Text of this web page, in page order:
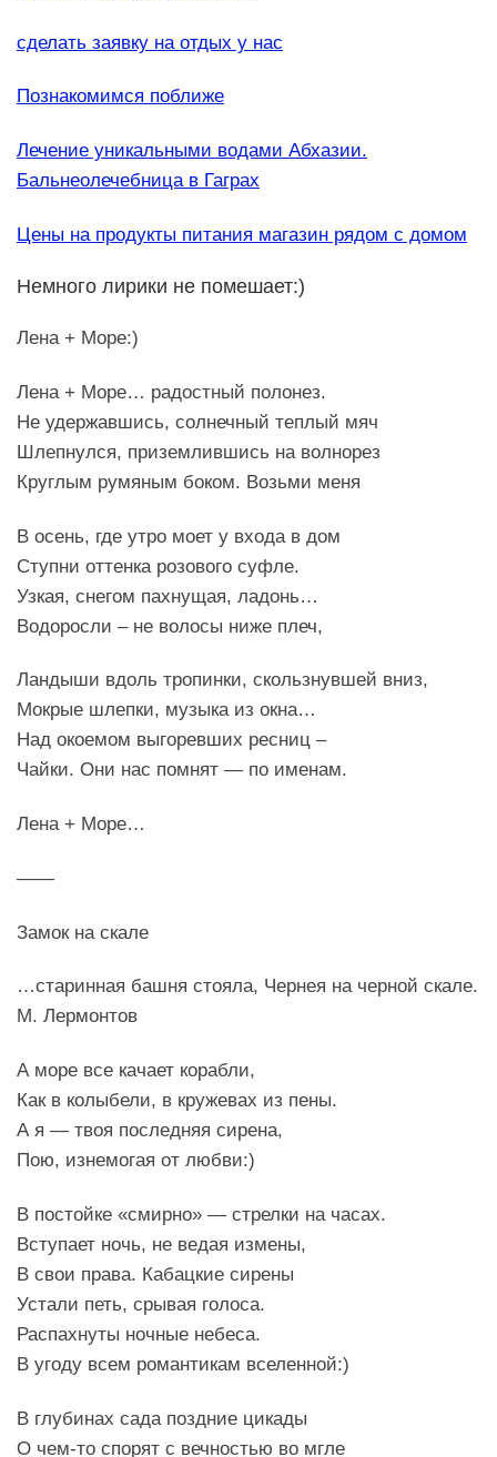
сделать заявку на отдых у нас
Познакомимся поближе
Лечение уникальными водами Абхазии.
Бальнеолечебница в Гаграх
Цены на продукты питания магазин рядом с домом
Немного лирики не помешает:)
Лена + Море:)
Лена + Море… радостный полонез.
Не удержавшись, солнечный теплый мяч
Шлепнулся, приземлившись на волнорез
Круглым румяным боком. Возьми меня
В осень, где утро моет у входа в дом
Ступни оттенка розового суфле.
Узкая, снегом пахнущая, ладонь…
Водоросли – не волосы ниже плеч,
Ландыши вдоль тропинки, скользнувшей вниз,
Мокрые шлепки, музыка из окна…
Над окоемом выгоревших ресниц –
Чайки. Они нас помнят — по именам.
Лена + Море…
——
Замок на скале
…старинная башня стояла, Чернея на черной скале.
М. Лермонтов
А море все качает корабли,
Как в колыбели, в кружевах из пены.
А я — твоя последняя сирена,
Пою, изнемогая от любви:)
В постойке «смирно» — стрелки на часах.
Вступает ночь, не ведая измены,
В свои права. Кабацкие сирены
Устали петь, срывая голоса.
Распахнуты ночные небеса.
В угоду всем романтикам вселенной:)
В глубинах сада поздние цикады
О чем-то спорят с вечностью во мгле